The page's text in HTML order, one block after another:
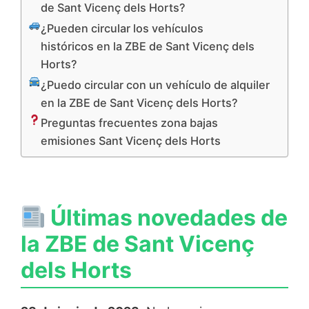
de Sant Vicenç dels Horts?
¿Pueden circular los vehículos
históricos en la ZBE de Sant Vicenç dels
Horts?
¿Puedo circular con un vehículo de alquiler
en la ZBE de Sant Vicenç dels Horts?
Preguntas frecuentes zona bajas
emisiones Sant Vicenç dels Horts
Últimas novedades de
la ZBE de Sant Vicenç
dels Horts